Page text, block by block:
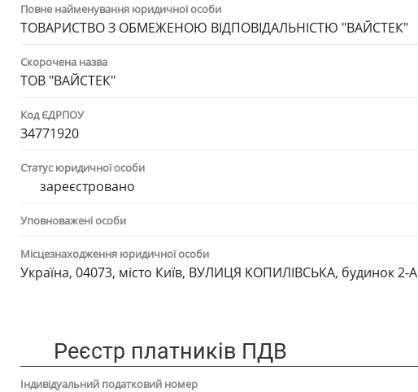
Повне найменування юридичної особи
ТОВАРИСТВО З ОБМЕЖЕНОЮ ВІДПОВІДАЛЬНІСТЮ "ВАЙСТЕК"
Скорочена назва
ТОВ "ВАЙСТЕК"
Код ЄДРПОУ
34771920
Статус юридичної особи
зареєстровано
Уповноважені особи
Місцезнаходження юридичної особи
Україна, 04073, місто Київ, ВУЛИЦЯ КОПИЛІВСЬКА, будинок 2-А
Реєстр платників ПДВ
Індивідуальний податковий номер